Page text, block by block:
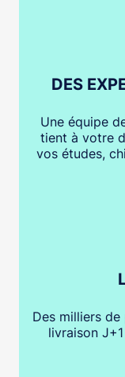
DES
Une équipe
tient à votre
vos études,
Des milliers
livraison